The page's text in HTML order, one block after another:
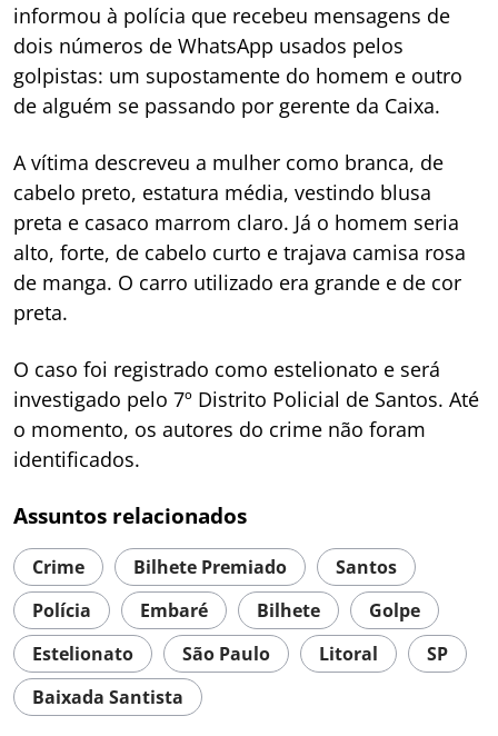
informou à polícia que recebeu mensagens de
dois números de WhatsApp usados pelos
golpistas: um supostamente do homem e outro
de alguém se passando por gerente da Caixa.
A vítima descreveu a mulher como branca, de
cabelo preto, estatura média, vestindo blusa
preta e casaco marrom claro. Já o homem seria
alto, forte, de cabelo curto e trajava camisa rosa
de manga. O carro utilizado era grande e de cor
preta.
O caso foi registrado como estelionato e será
investigado pelo 7º Distrito Policial de Santos. Até
o momento, os autores do crime não foram
identificados.
Assuntos relacionados
Crime Bilhete Premiado
Santos
Polícia
Embaré Bilhete
Golpe
Estelionato
São Paulo Litoral
SP
Baixada Santista